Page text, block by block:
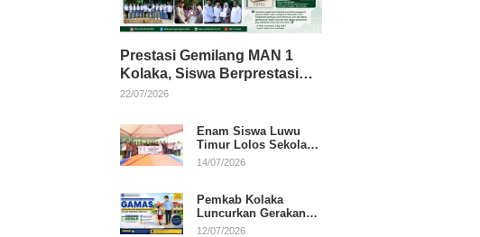
Prestasi Gemilang MAN 1
Kolaka, Siswa Berprestasi
dan Guru Berkarya Raih
22/07/2026
Enam Siswa Luwu
Timur Lolos Sekolah
Rakyat, Bupati: Jaga
14/07/2026
Pemkab Kolaka
Luncurkan Gerakan
Ayah Mengantar Anak
12/07/2026